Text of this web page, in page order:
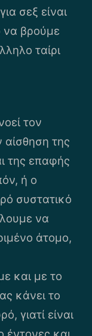
σεξ είναι
να βρούμε
ταίρι
τον
αίσθηση της
της επαφής
ή ο
συστατικό
να
άτομο,
και με το
κάνει το
γιατί είναι